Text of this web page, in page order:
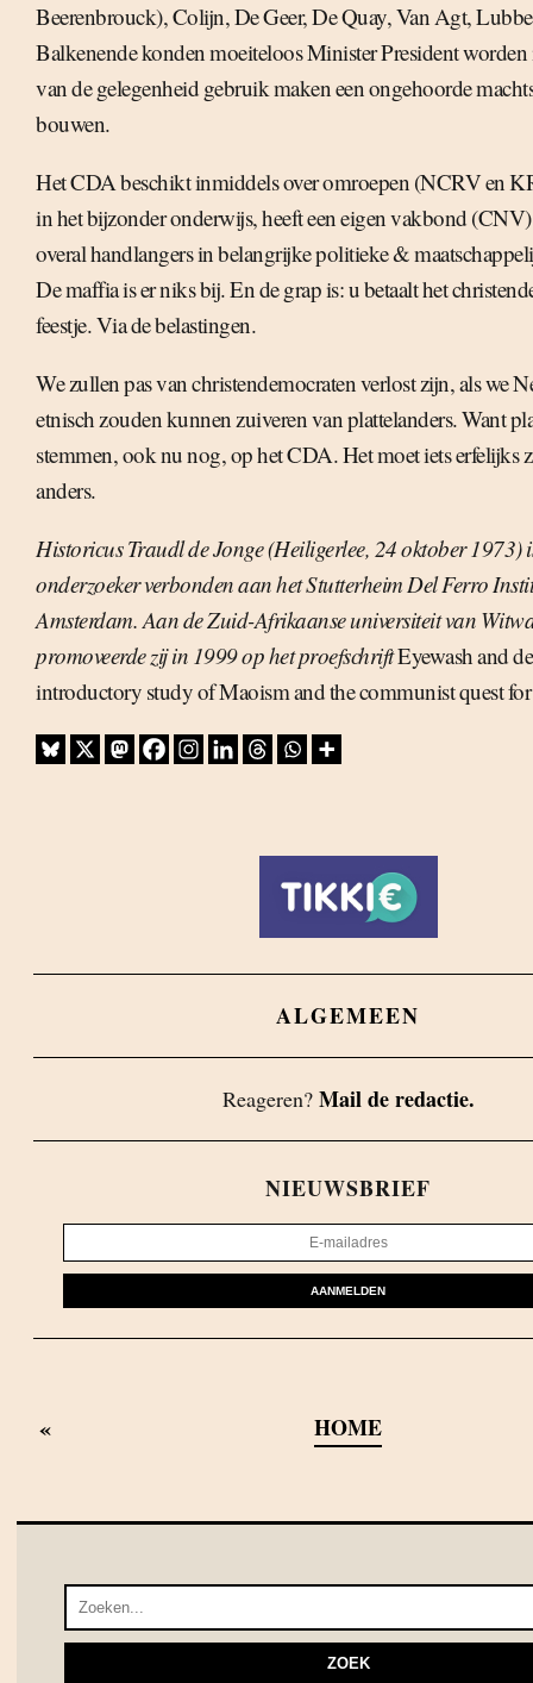
Beerenbrouck), Colijn, De Geer, De Quay, Van Agt,
Balkenende konden moeiteloos Minister President
van de gelegenheid gebruik maken een ongehoorde
bouwen.
Het CDA beschikt inmiddels over omroepen (NCRV en
in het bijzonder onderwijs, heeft een eigen vakbond
overal handlangers in belangrijke politieke &
De maffia is er niks bij. En de grap is: u betaalt het
feestje. Via de belastingen.
We zullen pas van christendemocraten verlost zijn, als we
etnisch zouden kunnen zuiveren van plattelanders. Want
stemmen, ook nu nog, op het CDA. Het moet iets erfelijks
anders.
Historicus Traudl de Jonge (Heiligerlee, 24 oktober 1973)
onderzoeker verbonden aan het Stutterheim Del Ferro
Amsterdam. Aan de Zuid-Afrikaanse universiteit van
promoveerde zij in 1999 op het proefschriftEyewash and
introductory study of Maoism and the communist quest for
ALGEMEEN
Reageren? Mail de redactie.
NIEUWSBRIEF
AANMELDEN
« HOME